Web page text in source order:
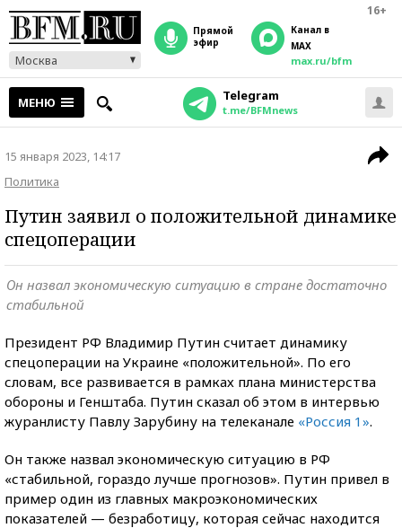
16+
Москва
прямой
эфир
Канал в
MAX
max.ru/bfm
МЕНЮ Telegram
t.me/BFMnews
15 января 2023, 14:17
Политика
Путин заявил о положительной динамике
спецоперации
Он назвал экономическую ситуацию в стране достаточно
стабильной
Президент РФ Владимир Путин считает динамику
спецоперации на Украине «положительной». По его
словам, все развивается в рамках плана министерства
обороны и Генштаба. Путин сказал об этом в интервью
журанлисту Павлу Зарубину на телеканале «Россия 1».
Он также назвал экономическую ситуацию в РФ
«стабильной, гораздо лучше прогнозов». Путин привел в
пример один из главных макроэкономических
показателей — безработицу, которая сейчас находится